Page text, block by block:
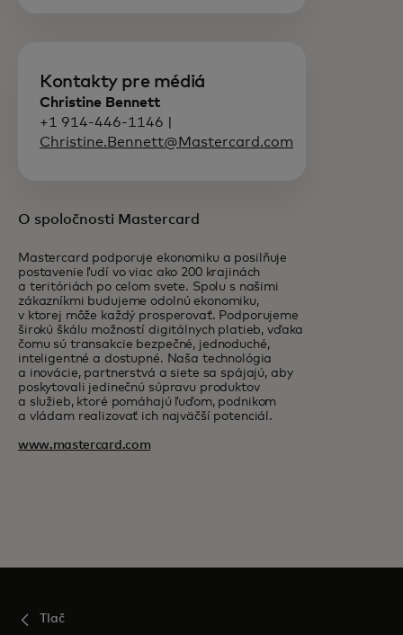
Kontakty pre médiá
Christine Bennett
+1 914-446-1146 |
Christine.Bennett@Mastercard.com
O spoločnosti Mastercard
Mastercard podporuje ekonomiku a posilňuje
postavenie ľudí vo viac ako 200 krajinách
a teritóriách po celom svete. Spolu s našimi
zákazníkmi budujeme odolnú ekonomiku,
v ktorej môže každý prosperovať. Podporujeme
širokú škálu možností digitálnych platieb, vďaka
čomu sú transakcie bezpečné, jednoduché,
inteligentné a dostupné. Naša technológia
a inovácie, partnerstvá a siete sa spájajú, aby
poskytovali jedinečnú súpravu produktov
a služieb, ktoré pomáhajú ľuďom, podnikom
a vládam realizovať ich najväčší potenciál.
www.mastercard.com
Tlač